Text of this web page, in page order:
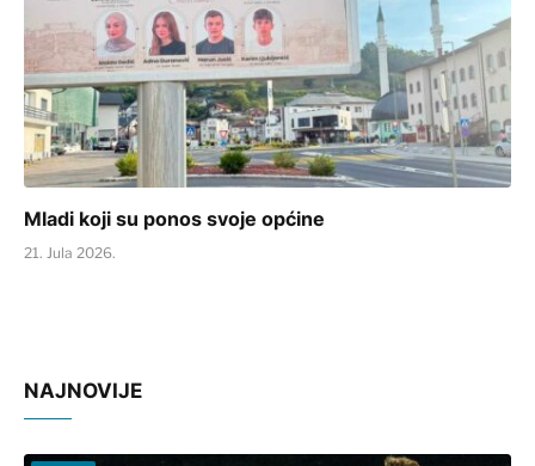
Mladi koji su ponos svoje općine
21. Jula 2026.
NAJNOVIJE